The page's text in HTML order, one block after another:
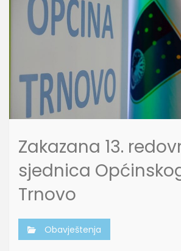
Zakazana 13.
sjednica
Trnovo
Obavještenja